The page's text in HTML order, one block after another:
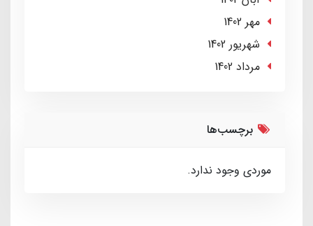
مهر 1402
شهریور 1402
مرداد 1402
برچسب‌ها
موردی وجود ندارد.